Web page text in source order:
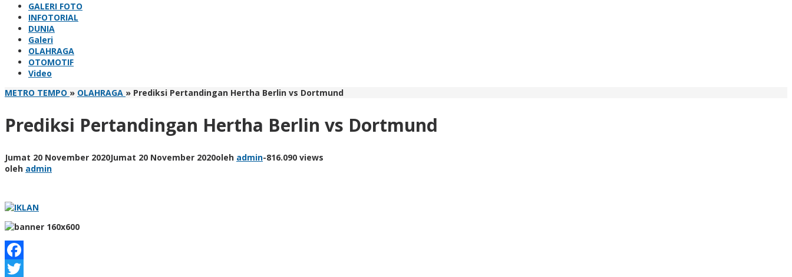
GALERI FOTO
INFOTORIAL
DUNIA
Galeri
OLAHRAGA
OTOMOTIF
Video
METRO TEMPO » OLAHRAGA » Prediksi Pertandingan Hertha Berlin vs Dortmund
Prediksi Pertandingan Hertha Berlin vs Dortmund
Jumat 20 November 2020Jumat 20 November 2020oleh admin-816.090 views
oleh admin
Facebook